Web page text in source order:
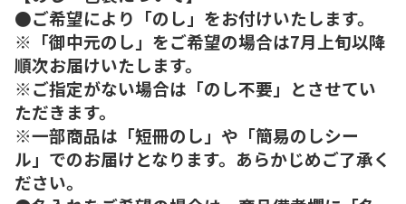
●ご希望により「のし」をお付けいたします。
※「御中元のし」をご希望の場合は7月上旬以降
順次お届けいたします。
※ご指定がない場合は「のし不要」とさせてい
ただきます。
※一部商品は「短冊のし」や「簡易のしシー
ル」でのお届けとなります。あらかじめご了承く
ださい。